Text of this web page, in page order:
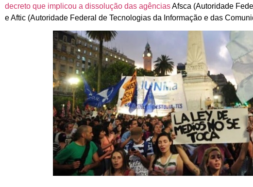
decreto que implicou a dissolução das agênciasAfsca (Autoridade
e Aftic (Autoridade Federal de Tecnologias da Informação e das